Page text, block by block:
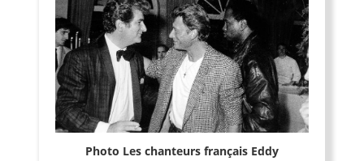
Photo Les chanteurs français Eddy